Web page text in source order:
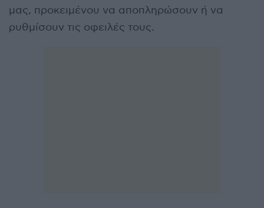
μας, προκειμένου να αποπληρώσουν ή να
ρυθμίσουν τις οφειλές τους.